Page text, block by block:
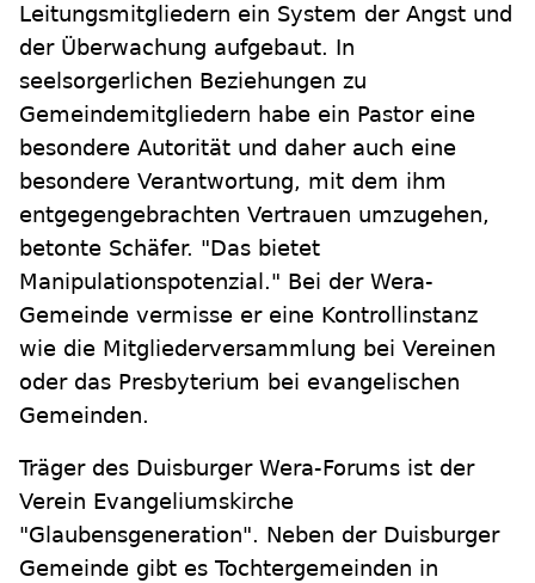
Leitungsmitgliedern ein System der Angst und
der Überwachung aufgebaut. In
seelsorgerlichen Beziehungen zu
Gemeindemitgliedern habe ein Pastor eine
besondere Autorität und daher auch eine
besondere Verantwortung, mit dem ihm
entgegengebrachten Vertrauen umzugehen,
betonte Schäfer. "Das bietet
Manipulationspotenzial." Bei der Wera-
Gemeinde vermisse er eine Kontrollinstanz
wie die Mitgliederversammlung bei Vereinen
oder das Presbyterium bei evangelischen
Gemeinden.
Träger des Duisburger Wera-Forums ist der
Verein Evangeliumskirche
"Glaubensgeneration". Neben der Duisburger
Gemeinde gibt es Tochtergemeinden in